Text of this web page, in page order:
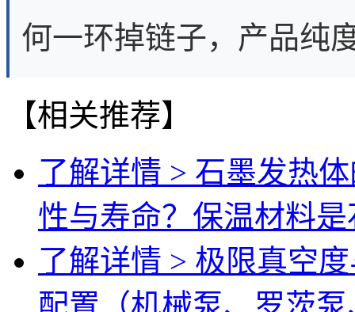
何一环掉链子，产品纯
【相关推荐】
了解详情 > 石墨发热
性与寿命？保温材料
了解详情 > 极限真空